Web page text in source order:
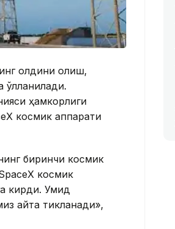
олдини олиш,
ҳамкорлиги
космик аппарати
биринчи космик
космик
кирди. Умид
қайта тикланади»,